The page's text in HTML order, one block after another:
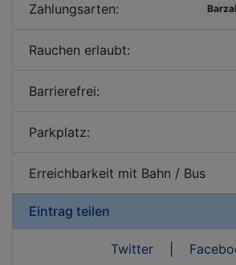
Zahlungsarten:
Rauchen erlaubt:
Barrierefrei:
Parkplatz:
Erreichbarkeit mit Bahn / Bus
Eintrag teilen
Twitter|